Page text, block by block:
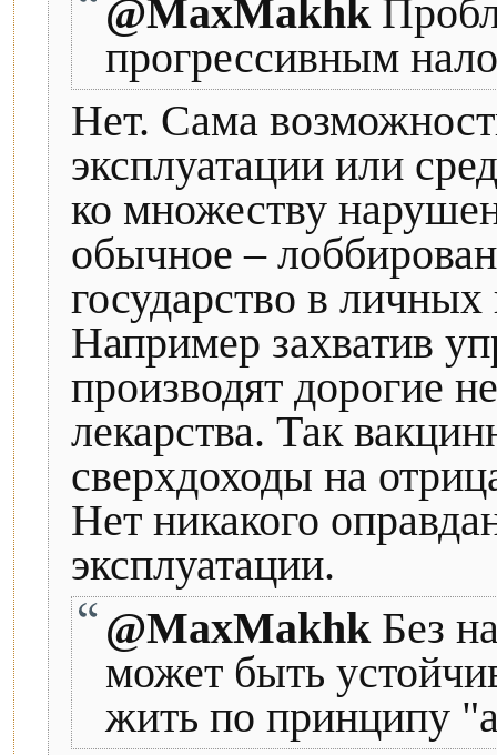
@MaxMakhk
прогрессивным
Нет. Сама
эксплуатации или
ко множеству
обычное –
государство в личных
Например захватив
производят дорогие
лекарства. Так
сверхдоходы на
Нет никакого
эксплуатации.
@MaxMakhkБез
может быть
жить по принципу